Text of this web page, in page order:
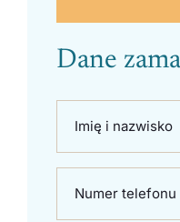
Dane
Imię i nazwisko
Numer telefonu